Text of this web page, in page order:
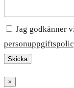
Jag godkänner
×